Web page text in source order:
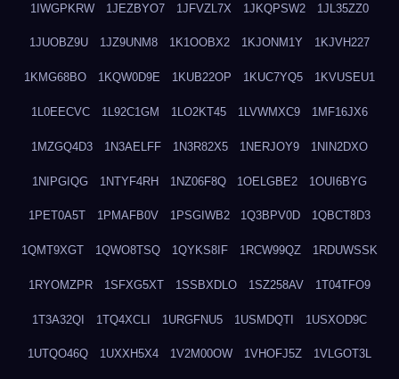
1IWGPKRW 1JEZBYO7 1JFVZL7X 1JKQPSW2 1JL35ZZ0
1JUOBZ9U 1JZ9UNM8 1K1OOBX2 1KJONM1Y 1KJVH227
1KMG68BO 1KQW0D9E 1KUB22OP 1KUC7YQ5 1KVUSEU1
1L0EECVC 1L92C1GM 1LO2KT45 1LVWMXC9 1MF16JX6
1MZGQ4D3 1N3AELFF 1N3R82X5 1NERJOY9 1NIN2DXO
1NIPGIQG 1NTYF4RH 1NZ06F8Q 1OELGBE2 1OUI6BYG
1PET0A5T 1PMAFB0V 1PSGIWB2 1Q3BPV0D 1QBCT8D3
1QMT9XGT 1QWO8TSQ 1QYKS8IF 1RCW99QZ 1RDUWSSK
1RYOMZPR 1SFXG5XT 1SSBXDLO 1SZ258AV 1T04TFO9
1T3A32QI 1TQ4XCLI 1URGFNU5 1USMDQTI 1USXOD9C
1UTQO46Q 1UXXH5X4 1V2M00OW 1VHOFJ5Z 1VLGOT3L